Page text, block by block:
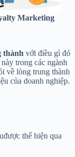
Marketing
thành với điều gì đó
trong các ngành
về lòng trung thành
của doanh nghiệp.
thể hiện qua